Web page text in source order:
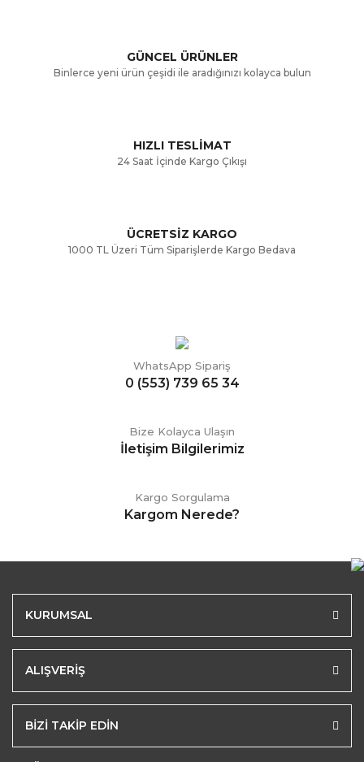
Ürün bilgilerinde hatalar bulunuyor.
Gönder
GÜNCEL ÜRÜNLER
Binlerce yeni ürün çeşidi ile aradığınızı kolayca bulun
HIZLI TESLİMAT
24 Saat İçinde Kargo Çıkışı
ÜCRETSİZ KARGO
1000 TL Üzeri Tüm Siparişlerde Kargo Bedava
WhatsApp Sipariş
0 (553) 739 65 34
Bize Kolayca Ulaşın
İletişim Bilgilerimiz
Kargo Sorgulama
Kargom Nerede?
KURUMSAL
ALIŞVERİŞ
BİZİ TAKİP EDİN